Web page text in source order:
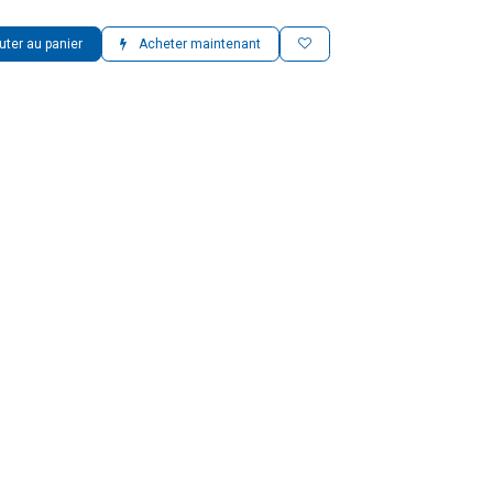
au panier Acheter maintenant